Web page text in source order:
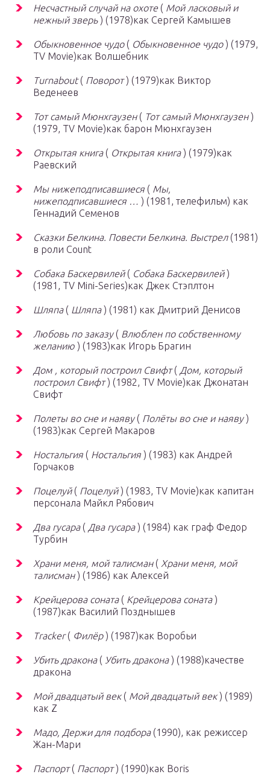
Несчастный случай на охоте( Мой ласковый и
нежный зверь) (1978)как Сергей Камышев
Обыкновенное чудо( Обыкновенное чудо) (1979,
TV Movie)как Волшебник
Turnabout( Поворот) (1979)как Виктор
Веденеев
Тот самый Мюнхгаузен( Тот самый Мюнхгаузен)
(1979, TV Movie)как барон Мюнхгаузен
Открытая книга( Открытая книга) (1979)как
Раевский
Мы нижеподписавшиеся ( Мы,
нижеподписавшиеся … ) (1981, телефильм) как
Геннадий Семенов
Сказки Белкина. Повести Белкина. Выстрел(1981)
в роли Count
Собака Баскервилей( Собака Баскервилей)
(1981, TV Mini-Series)как Джек Стэплтон
Шляпа( Шляпа) (1981) как Дмитрий Денисов
Любовь по заказу( Влюблен по собственному
желанию ) (1983)как Игорь Брагин
Дом , который построил Свифт( Дом, который
построил Свифт) (1982, TV Movie)как Джонатан
Свифт
Полеты во сне и наяву( Полёты во сне и наяву)
(1983)как Сергей Макаров
Ностальгия ( Ностальгия ) (1983) как Андрей
Горчаков
Поцелуй( Поцелуй) (1983, TV Movie)как капитан
персонала Майкл Рябович
Два гусара( Два гусара) (1984) как граф Федор
Турбин
Храни меня, мой талисман( Храни меня, мой
талисман) (1986) как Алексей
Крейцерова соната( Крейцерова соната)
(1987)как Василий Позднышев
Tracker( Филёр) (1987)как Воробьи
Убить дракона( Убить дракона) (1988)качестве
дракона
Мой двадцатый век( Мой двадцатый век) (1989)
как Z
Мадо, Держи для подбора(1990), как режиссер
Жан-Мари
Паспорт( Паспорт) (1990)как Boris